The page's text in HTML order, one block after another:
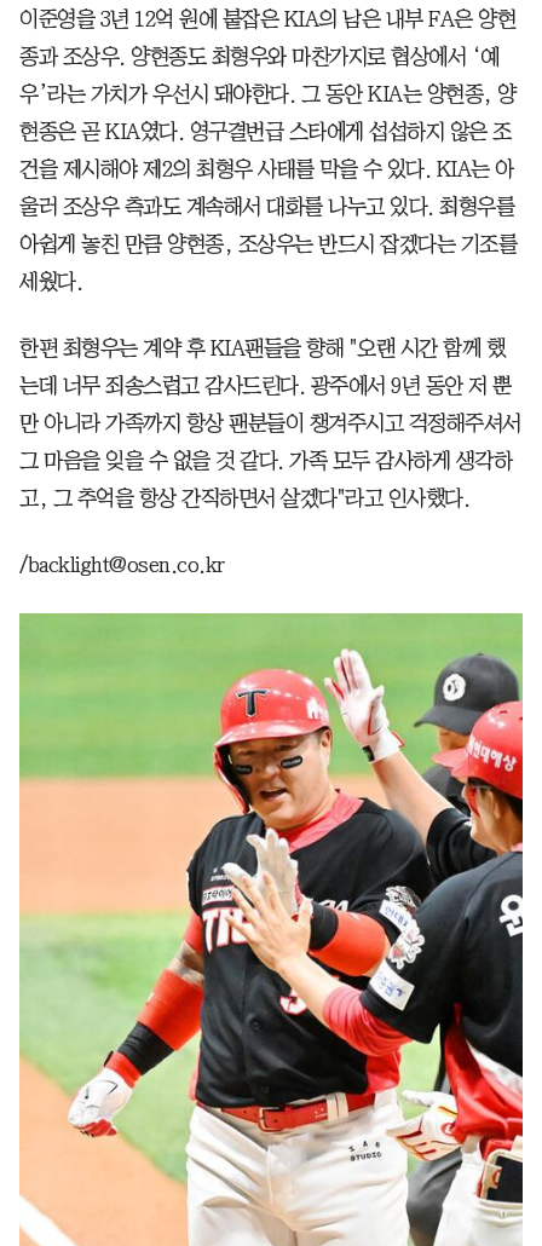
이준영을 3년 12억 원에 붙잡은 KIA의 남은 내부 FA은 양현
종과 조상우. 양현종도 최형우와 마찬가지로 협상에서 ‘예
우’라는 가치가 우선시 돼야한다. 그 동안 KIA는 양현종, 양
현종은 곧 KIA였다. 영구결번급 스타에게 섭섭하지 않은 조
건을 제시해야 제2의 최형우 사태를 막을 수 있다. KIA는 아
울러 조상우 측과도 계속해서 대화를 나누고 있다. 최형우를
아쉽게 놓친 만큼 양현종, 조상우는 반드시 잡겠다는 기조를
세웠다.
한편 최형우는 계약 후 KIA팬들을 향해 "오랜 시간 함께 했
는데 너무 죄송스럽고 감사드린다. 광주에서 9년 동안 저 뿐
만 아니라 가족까지 항상 팬분들이 챙겨주시고 걱정해주셔서
그 마음을 잊을 수 없을 것 같다. 가족 모두 감사하게 생각하
고, 그 추억을 항상 간직하면서 살겠다"라고 인사했다.
/backlight@osen.co.kr